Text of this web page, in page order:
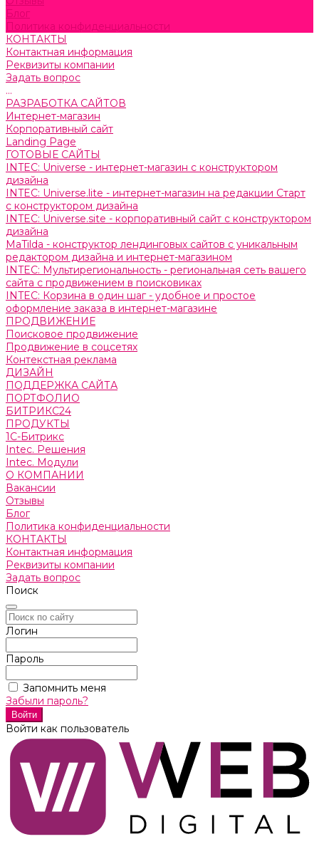
Блог
Политика конфиденциальности
КОНТАКТЫ
Контактная информация
Реквизиты компании
Задать вопрос
...
РАЗРАБОТКА САЙТОВ
Интернет-магазин
Корпоративный сайт
Landing Page
ГОТОВЫЕ САЙТЫ
INTEC: Universe - интернет-магазин с конструктором
дизайна
INTEC: Universe.lite - интернет-магазин на редакции Старт
с конструктором дизайна
INTEC: Universe.site - корпоративный сайт с конструктором
дизайна
MaTilda - конструктор лендинговых сайтов с уникальным
редактором дизайна и интернет-магазином
INTEC: Мультирегиональность - региональная сеть вашего
сайта с продвижением в поисковиках
INTEC: Корзина в один шаг - удобное и простое
оформление заказа в интернет-магазине
ПРОДВИЖЕНИЕ
Поисковое продвижение
Продвижение в соцсетях
Контекстная реклама
ДИЗАЙН
ПОДДЕРЖКА САЙТА
ПОРТФОЛИО
БИТРИКС24
ПРОДУКТЫ
1С-Битрикс
Intec. Решения
Intec. Модули
О КОМПАНИИ
Вакансии
Отзывы
Блог
Политика конфиденциальности
КОНТАКТЫ
Контактная информация
Реквизиты компании
Задать вопрос
Поиск
Логин
Пароль
Запомнить меня
Забыли пароль?
Войти как пользователь